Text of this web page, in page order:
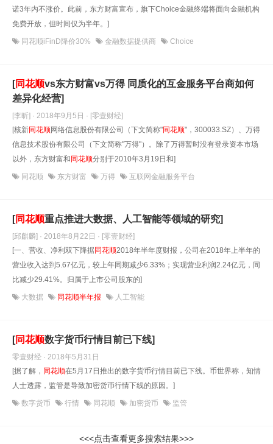
诺3年内不涨价。此前，东方财富宣布，旗下Choice金融终端将面向金融机构
免费开放，但时间仅为半年。]
同花顺iFinD降价30% 金融数据提供商 Choice
[​同花顺vs东方财富vs万得 同质化的互金服务平台商如何
差异化经营]
[李昕] · 2018年9月5日 · [零壹财经]
[核新同花顺网络信息股份有限公司（下文简称"同花顺"，300033.SZ）、万得
信息技术股份有限公司（下文简称"万得"）。除了万得暂时没有登录资本市场
以外，东方财富和同花顺分别于2010年3月19日和]
同花顺 东方财富 万得 互联网金融服务平台
[同花顺重点推进大数据、人工智能等领域的研究]
[邱麒麟] · 2018年8月22日 · [零壹财经]
[一、营收、净利双下降据同花顺2018年半年度财报，公司在2018年上半年的
营业收入达到5.67亿元，较上年同期减少6.33%；实现营业利润2.24亿元，同
比减少29.41%。归属于上市公司股东的]
大数据 同花顺半年报 人工智能
[同花顺数字货币行情目前已下线]
零壹财经 · 2018年5月31日
[据了解， 同花顺在5月17日推出的数字货币行情目前已下线。币世界称，知情
人士透露，监管是导致加密货币行情下线的原因。]
数字货币 行情 同花顺 加密货币 监管
<<<点击查看更多搜索结果>>>